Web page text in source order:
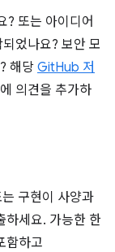
? 또는 아이디어
었나요? 보안 모
해당 GitHub 저
의견을 추가하
구현이 사양과
하세요. 가능한 한
함하고